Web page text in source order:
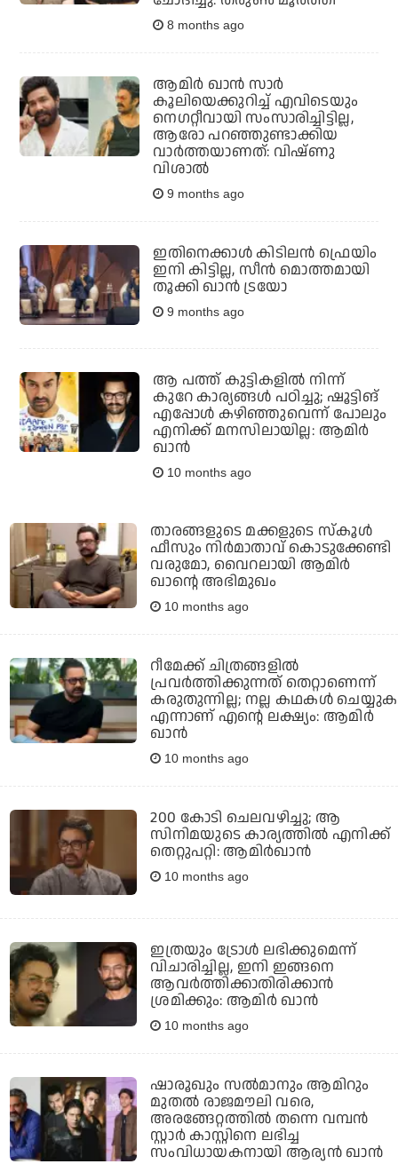
8 months ago
ആമിര്‍ ഖാന്‍ സാര്‍
കൂലിയെക്കുറിച്ച് എവിടെയും
നെഗറ്റീവായി സംസാരിച്ചിട്ടില്ല,
ആരോ പറഞ്ഞുണ്ടാക്കിയ
വാര്‍ത്തയാണത്: വിഷ്ണു
വിശാല്‍
9 months ago
ഇതിനെക്കാള്‍ കിടിലന്‍ ഫ്രെയിം
ഇനി കിട്ടില്ല, സീന്‍ മൊത്തമായി
തൂക്കി ഖാന്‍ ട്രയോ
9 months ago
ആ പത്ത് കുട്ടികളില്‍ നിന്ന്
കുറേ കാര്യങ്ങള്‍ പഠിച്ചു; ഷൂട്ടിങ്
എപ്പോള്‍ കഴിഞ്ഞുവെന്ന് പോലും
എനിക്ക് മനസിലായില്ല: ആമിര്‍
ഖാന്‍
10 months ago
താരങ്ങളുടെ മക്കളുടെ സ്‌കൂള്‍
ഫീസും നിര്‍മാതാവ് കൊടുക്കേണ്ടി
വരുമോ, വൈറലായി ആമിര്‍
ഖാന്റെ അഭിമുഖം
10 months ago
റീമേക്ക് ചിത്രങ്ങളില്‍
പ്രവര്‍ത്തിക്കുന്നത് തെറ്റാണെന്ന്
കരുതുന്നില്ല; നല്ല കഥകള്‍ ചെയ്യുക
എന്നാണ് എന്റെ ലക്ഷ്യം: ആമിര്‍
ഖാന്‍
10 months ago
200 കോടി ചെലവഴിച്ചു; ആ
സിനിമയുടെ കാര്യത്തില്‍ എനിക്ക്
തെറ്റുപറ്റി: ആമിര്‍ഖാന്‍
10 months ago
ഇത്രയും ട്രോള്‍ ലഭിക്കുമെന്ന്
വിചാരിച്ചില്ല, ഇനി ഇങ്ങനെ
ആവര്‍ത്തിക്കാതിരിക്കാന്‍
ശ്രമിക്കും: ആമിര്‍ ഖാന്‍
10 months ago
ഷാരൂഖും സല്‍മാനും ആമിറും
മുതല്‍ രാജമൗലി വരെ,
അരങ്ങേറ്റത്തില്‍ തന്നെ വമ്പന്‍
സ്റ്റാര്‍ കാസ്റ്റിനെ ലഭിച്ച
സംവിധായകനായി ആര്യന്‍ ഖാന്‍